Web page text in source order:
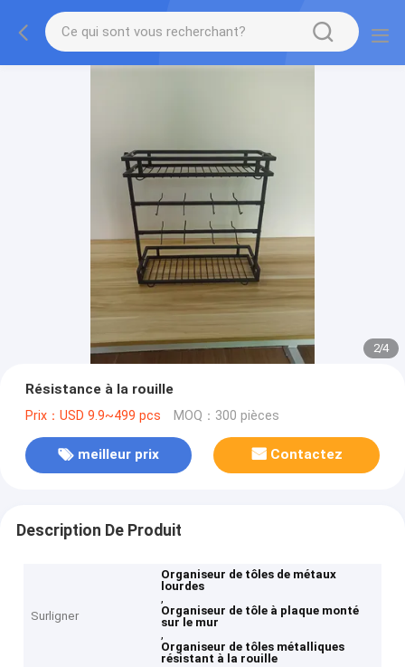
2/4
Résistance à la rouille
Prix：USD 9.9~499 pcs MOQ：300 pièces
meilleur prix Contactez
Description De Produit
Surligner
Organiseur de tôles de métaux
lourdes
,
Organiseur de tôle à plaque monté
sur le mur
,
Organiseur de tôles métalliques
résistant à la rouille